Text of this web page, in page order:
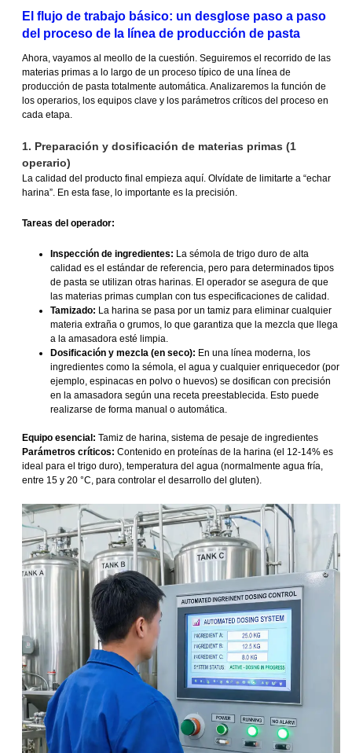
El flujo de trabajo básico: un desglose paso a paso
del proceso de la línea de producción de pasta
Ahora, vayamos al meollo de la cuestión. Seguiremos el recorrido de las
materias primas a lo largo de un proceso típico de una línea de
producción de pasta totalmente automática. Analizaremos la función de
los operarios, los equipos clave y los parámetros críticos del proceso en
cada etapa.
1. Preparación y dosificación de materias primas (1
operario)
La calidad del producto final empieza aquí. Olvídate de limitarte a “echar
harina”. En esta fase, lo importante es la precisión.
Tareas del operador:
Inspección de ingredientes: La sémola de trigo duro de alta
calidad es el estándar de referencia, pero para determinados tipos
de pasta se utilizan otras harinas. El operador se asegura de que
las materias primas cumplan con tus especificaciones de calidad.
Tamizado: La harina se pasa por un tamiz para eliminar cualquier
materia extraña o grumos, lo que garantiza que la mezcla que llega
a la amasadora esté limpia.
Dosificación y mezcla (en seco): En una línea moderna, los
ingredientes como la sémola, el agua y cualquier enriquecedor (por
ejemplo, espinacas en polvo o huevos) se dosifican con precisión
en la amasadora según una receta preestablecida. Esto puede
realizarse de forma manual o automática.
Equipo esencial: Tamiz de harina, sistema de pesaje de ingredientes
Parámetros críticos: Contenido en proteínas de la harina (el 12-14% es
ideal para el trigo duro), temperatura del agua (normalmente agua fría,
entre 15 y 20 °C, para controlar el desarrollo del gluten).